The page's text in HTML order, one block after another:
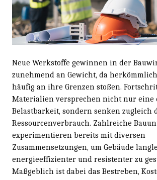
Neue Werkstoffe gewinnen in der
zunehmend an Gewicht, da
häufig an ihre Grenzen stoßen.
Materialien versprechen nicht nur eine
Belastbarkeit, sondern senken zugleich
Ressourcenverbrauch. Zahlreiche
experimentieren bereits mit diversen
Zusammensetzungen, um Gebäude
energieeffizienter und resistenter zu
Maßgeblich ist dabei das Bestreben,